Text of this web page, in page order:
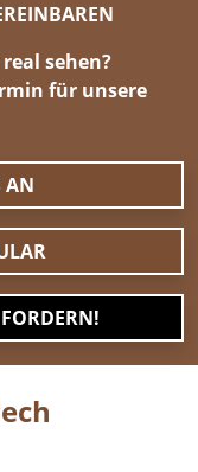
sehen?
für unsere
AN